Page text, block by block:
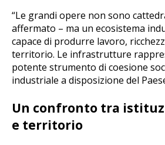
“Le grandi opere non sono
affermato – ma un ecosistema
capace di produrre lavoro,
territorio. Le infrastrutture
potente strumento di coesione
industriale a disposizione del
Un confronto tra
e territorio